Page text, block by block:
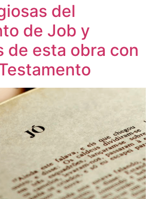
del
de Job y
de esta obra con